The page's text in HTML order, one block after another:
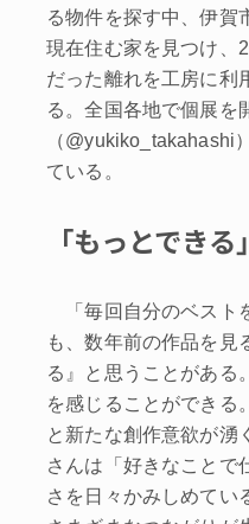
る物件を探す中、伊賀
現在住む家を見つけ、
だった離れを工房に利
る。全国各地で個展を
（@yukiko_takahashi
ている。
「もっとでき
「毎回自分のベスト
も、数年前の作品を見
る』と思うことがある
を感じることができる
と新たな創作意欲が湧
さんは「好きなことで
さを日々かみしめてい